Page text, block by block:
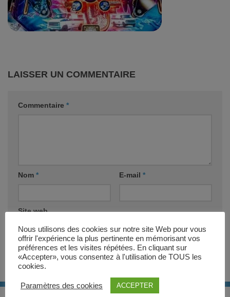
LAISSER UN COMMENTAIRE
Commentaire *
Nom * E-mail *
Site web
Nous utilisons des cookies sur notre site Web pour vous
offrir l'expérience la plus pertinente en mémorisant vos
préférences et les visites répétées. En cliquant sur
«Accepter», vous consentez à l'utilisation de TOUS les
cookies.
Paramètres des cookies ACCEPTER